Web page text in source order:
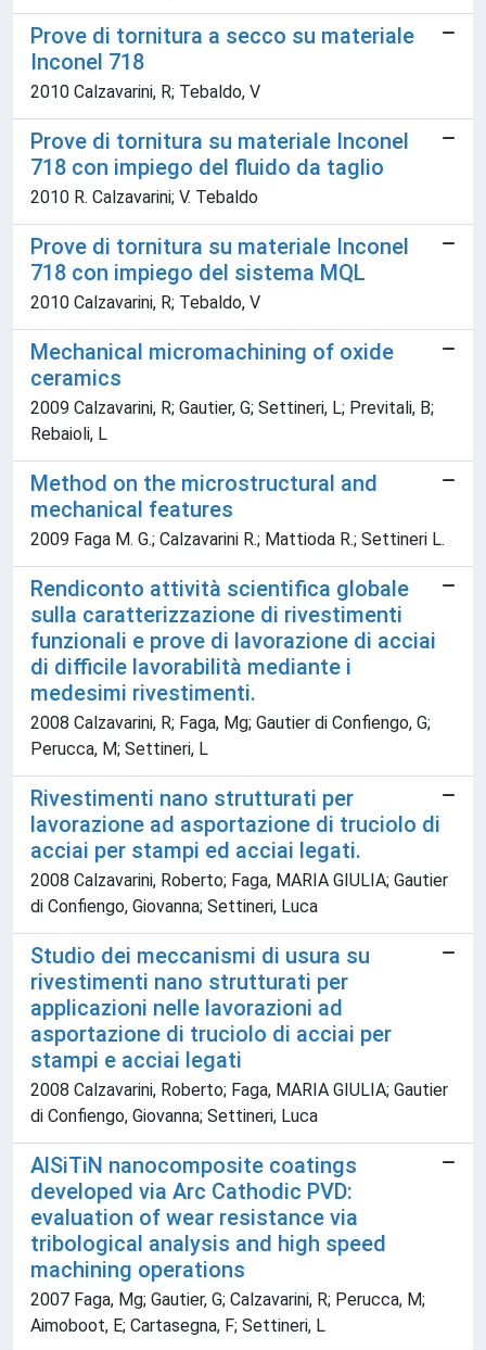
Prove di tornitura a secco su materiale
Inconel 718
2010 Calzavarini, R; Tebaldo, V
Prove di tornitura su materiale Inconel
718 con impiego del fluido da taglio
2010 R. Calzavarini; V. Tebaldo
Prove di tornitura su materiale Inconel
718 con impiego del sistema MQL
2010 Calzavarini, R; Tebaldo, V
Mechanical micromachining of oxide
ceramics
2009 Calzavarini, R; Gautier, G; Settineri, L; Previtali, B;
Rebaioli, L
Method on the microstructural and
mechanical features
2009 Faga M. G.; Calzavarini R.; Mattioda R.; Settineri L.
Rendiconto attività scientifica globale
sulla caratterizzazione di rivestimenti
funzionali e prove di lavorazione di acciai
di difficile lavorabilità mediante i
medesimi rivestimenti.
2008 Calzavarini, R; Faga, Mg; Gautier di Confiengo, G;
Perucca, M; Settineri, L
Rivestimenti nano strutturati per
lavorazione ad asportazione di truciolo di
acciai per stampi ed acciai legati.
2008 Calzavarini, Roberto; Faga, MARIA GIULIA; Gautier
di Confiengo, Giovanna; Settineri, Luca
Studio dei meccanismi di usura su
rivestimenti nano strutturati per
applicazioni nelle lavorazioni ad
asportazione di truciolo di acciai per
stampi e acciai legati
2008 Calzavarini, Roberto; Faga, MARIA GIULIA; Gautier
di Confiengo, Giovanna; Settineri, Luca
AlSiTiN nanocomposite coatings
developed via Arc Cathodic PVD:
evaluation of wear resistance via
tribological analysis and high speed
machining operations
2007 Faga, Mg; Gautier, G; Calzavarini, R; Perucca, M;
Aimoboot, E; Cartasegna, F; Settineri, L